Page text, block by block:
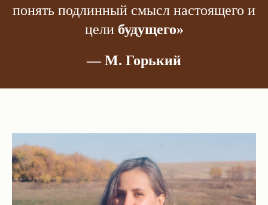
понять подлинный смысл настоящего и
цели будущего»
— М. Горький